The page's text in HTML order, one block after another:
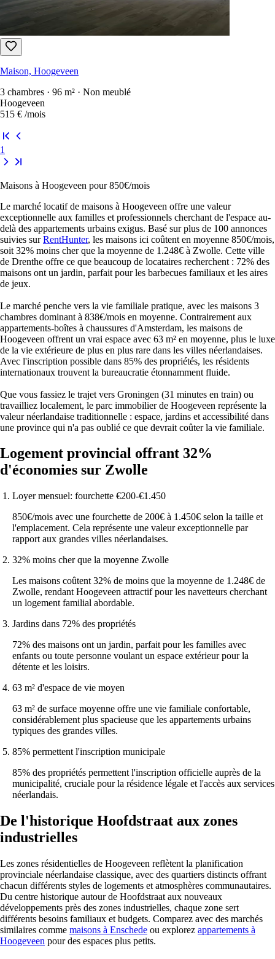
Maison, Hoogeveen
3 chambres · 96 m² · Non meublé
Hoogeveen
515 € /mois
1
Maisons à Hoogeveen pour 850€/mois
Le marché locatif de maisons à Hoogeveen offre une valeur
exceptionnelle aux familles et professionnels cherchant de l'espace au-
delà des appartements urbains exigus. Basé sur plus de 100 annonces
suivies surRentHunter, les maisons ici coûtent en moyenne 850€/mois,
soit 32% moins cher que la moyenne de 1.248€ à Zwolle. Cette ville
de Drenthe offre ce que beaucoup de locataires recherchent : 72% des
maisons ont un jardin, parfait pour les barbecues familiaux et les aires
de jeux.
Le marché penche vers la vie familiale pratique, avec les maisons 3
chambres dominant à 838€/mois en moyenne. Contrairement aux
appartements-boîtes à chaussures d'Amsterdam, les maisons de
Hoogeveen offrent un vrai espace avec 63 m² en moyenne, plus le luxe
de la vie extérieure de plus en plus rare dans les villes néerlandaises.
Avec l'inscription possible dans 85% des propriétés, les résidents
internationaux trouvent la bureaucratie étonnamment fluide.
Que vous fassiez le trajet vers Groningen (31 minutes en train) ou
travailliez localement, le parc immobilier de Hoogeveen représente la
valeur néerlandaise traditionnelle : espace, jardins et accessibilité dans
une province qui n'a pas oublié ce que devrait coûter la vie familiale.
Logement provincial offrant 32%
d'économies sur Zwolle
Loyer mensuel: fourchette €200-€1.450
850€/mois avec une fourchette de 200€ à 1.450€ selon la taille et
l'emplacement. Cela représente une valeur exceptionnelle par
rapport aux grandes villes néerlandaises.
32% moins cher que la moyenne Zwolle
Les maisons coûtent 32% de moins que la moyenne de 1.248€ de
Zwolle, rendant Hoogeveen attractif pour les navetteurs cherchant
un logement familial abordable.
Jardins dans 72% des propriétés
72% des maisons ont un jardin, parfait pour les familles avec
enfants ou toute personne voulant un espace extérieur pour la
détente et les loisirs.
63 m² d'espace de vie moyen
63 m² de surface moyenne offre une vie familiale confortable,
considérablement plus spacieuse que les appartements urbains
typiques des grandes villes.
85% permettent l'inscription municipale
85% des propriétés permettent l'inscription officielle auprès de la
municipalité, cruciale pour la résidence légale et l'accès aux services
néerlandais.
De l'historique Hoofdstraat aux zones
industrielles
Les zones résidentielles de Hoogeveen reflètent la planification
provinciale néerlandaise classique, avec des quartiers distincts offrant
chacun différents styles de logements et atmosphères communautaires.
Du centre historique autour de Hoofdstraat aux nouveaux
développements près des zones industrielles, chaque zone sert
différents besoins familiaux et budgets. Comparez avec des marchés
similaires comme maisons à Enschede ou explorez appartements à
Hoogeveen pour des espaces plus petits.